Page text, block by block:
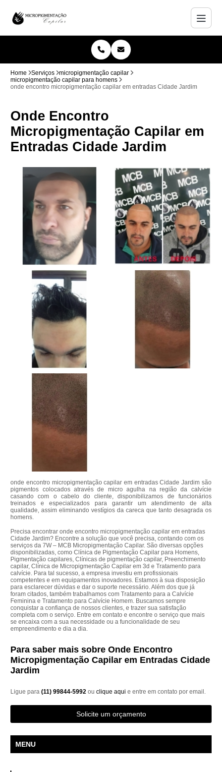
Home Serviços
micropigmentação capilar
micropigmentação capilar para homens
onde encontro micropigmentação capilar em entradas Cidade Jardim
Onde Encontro
Micropigmentação Capilar em
Entradas Cidade Jardim
onde encontro micropigmentação capilar em entradas Cidade Jardim são
pigmentos colocados através de micro agulha na região da calvície
casando com o cabelo do cliente, disponibilizamos de funcionários
treinados e especializados para garantir um atendimento de alta
qualidade, assim eliminando vestígios da careca que tanto desagrada os
homens.
Precisa encontrar onde encontro micropigmentação capilar em entradas
Cidade Jardim? Encontre a solução que você precisa, contando com os
serviços da 7W – MCB Micropigmentação Capilar. São diversas opções
disponibilizadas, como Clínica de Pigmentação Capilar para Homens,
Pigmentação capilares, Clínicas de pigmentação capilar, Preenchimento
capilar, Clínica de Micropigmentação Capilar em 3d e Tratamento para
calvície. Para tal sucesso, a empresa investiu em profissionais
competentes e em equipamentos inovadores. Estamos à sua disposição
para esclarecer dúvidas e dar o suporte necessário. Além dos que já
foram citados, também trabalhamos com Tratamento para a Calvície
Feminina e Tratamento para Calvície Homem. Buscamos sempre
conquistar a confiança de nossos clientes, e trazer sua satisfação
completa com o serviço. Entre em contato e encontre o serviço que mais
se encaixa com a sua necessidade ou a funcionalidade de seu
empreendimento e dia a dia.
Para saber mais sobre Onde Encontro
Micropigmentação Capilar em Entradas Cidade
Jardim
Ligue para(11) 99844-5992ouclique aqui e entre em contato por email.
Solicite um orçamento
MENU